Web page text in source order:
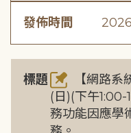
發佈時間
標題
【網路系
(日)(下午
務功能因應學